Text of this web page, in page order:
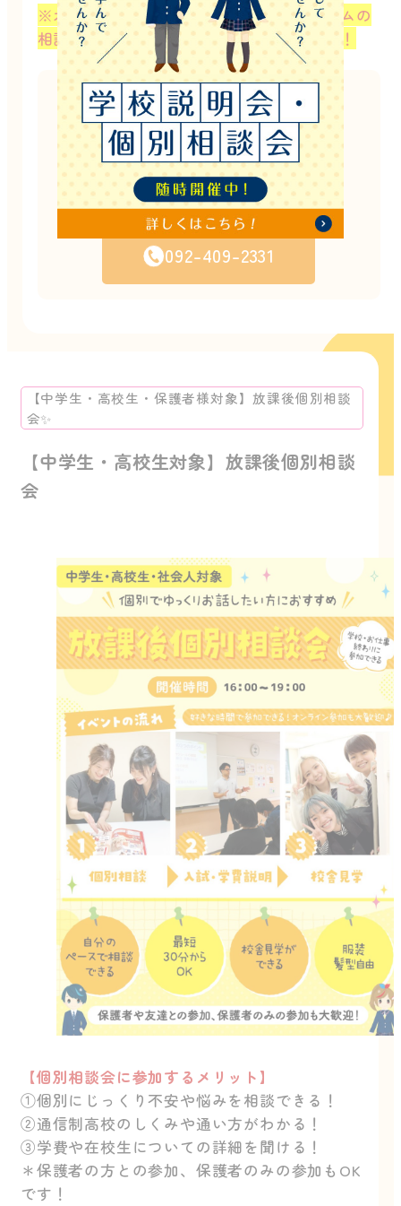
※オンラインを希望される方は予約フォームの
相談内容にオンライン希望と入力ください！
このイベントは終了しました。
他にもたくさんのイベントを開催しています。
お電話でのご案内も可能ですので
お気軽にお問い合わせください！
お電話でのお問い合わせはこちら
092-409-2331
【中学生・高校生対象】放課後個別相談
会
【中学生・高校生・保護者様対象】放課後個別相談
会✨
【個別相談会に参加するメリット】
①個別にじっくり不安や悩みを相談できる！
②通信制高校のしくみや通い方がわかる！
③学費や在校生についての詳細を聞ける！
＊保護者の方との参加、保護者のみの参加もOK
です！